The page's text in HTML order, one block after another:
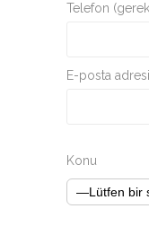
Telefon
E-posta
Konu